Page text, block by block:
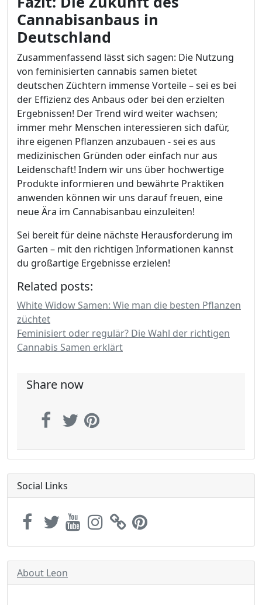
Cannabisanbaus in
Deutschland
Zusammenfassend lässt sich sagen: Die Nutzung
von feminisierten cannabis samen bietet
deutschen Züchtern immense Vorteile – sei es bei
der Effizienz des Anbaus oder bei den erzielten
Ergebnissen! Der Trend wird weiter wachsen;
immer mehr Menschen interessieren sich dafür,
ihre eigenen Pflanzen anzubauen - sei es aus
medizinischen Gründen oder einfach nur aus
Leidenschaft! Indem wir uns über hochwertige
Produkte informieren und bewährte Praktiken
anwenden können wir uns darauf freuen, eine
neue Ära im Cannabisanbau einzuleiten!
Sei bereit für deine nächste Herausforderung im
Garten – mit den richtigen Informationen kannst
du großartige Ergebnisse erzielen!
Related posts:
White Widow Samen: Wie man die besten Pflanzen
züchtet
Feminisiert oder regulär? Die Wahl der richtigen
Cannabis Samen erklärt
Share now
Social Links
About Leon